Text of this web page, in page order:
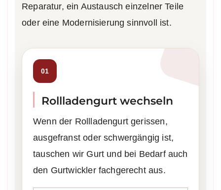
Reparatur, ein Austausch einzelner Teile
oder eine Modernisierung sinnvoll ist.
01
Rollladengurt wechseln
Wenn der Rollladengurt gerissen,
ausgefranst oder schwergängig ist,
tauschen wir Gurt und bei Bedarf auch
den Gurtwickler fachgerecht aus.